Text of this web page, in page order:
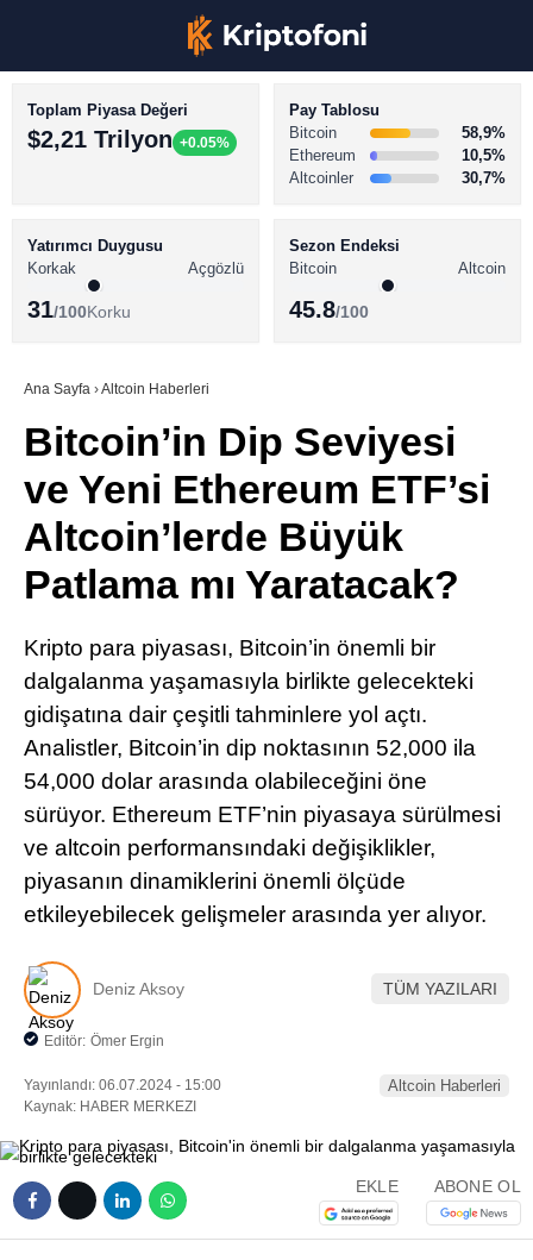
Youtube
TikTok
Telegram
BİTCOİN HABERLERİ
ALTCOİN HABERLERİ
SÖZLÜK
Toplam Piyasa Değeri
$2,21 Trilyon +0.05%
Pay Tablosu
Bitcoin
58,9%
Ethereum
10,5%
Altcoinler
30,7%
Yatırımcı Duygusu
Korkak
Açgözlü
31/100Korku
Sezon Endeksi
Bitcoin
Altcoin
45.8/100
Ana Sayfa ›Altcoin Haberleri
Bitcoin’in Dip Seviyesi
ve Yeni Ethereum ETF’si
Altcoin’lerde Büyük
Patlama mı Yaratacak?
Kripto para piyasası, Bitcoin’in önemli bir
dalgalanma yaşamasıyla birlikte gelecekteki
gidişatına dair çeşitli tahminlere yol açtı.
Analistler, Bitcoin’in dip noktasının 52,000 ila
54,000 dolar arasında olabileceğini öne
sürüyor. Ethereum ETF’nin piyasaya sürülmesi
ve altcoin performansındaki değişiklikler,
piyasanın dinamiklerini önemli ölçüde
etkileyebilecek gelişmeler arasında yer alıyor.
Deniz Aksoy TÜM YAZILARI
Editör: Ömer Ergin
Yayınlandı: 06.07.2024 - 15:00
Kaynak: HABER MERKEZI
Altcoin Haberleri
EKLE ABONE OL